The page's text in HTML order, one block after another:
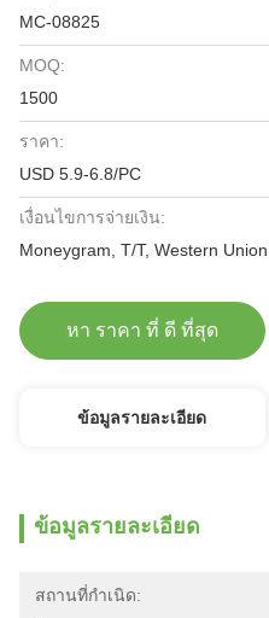
MC-08825
MOQ:
1500
ราคา:
USD 5.9-6.8/PC
เงื่อนไขการจ่ายเงิน:
Moneygram, T/T, Western Union
หา ราคา ที่ ดี ที่สุด
ข้อมูลรายละเอียด
ข้อมูลรายละเอียด
สถานที่กำเนิด: